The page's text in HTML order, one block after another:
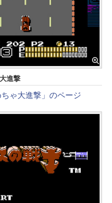
進撃
ちゃ大進撃」のページ